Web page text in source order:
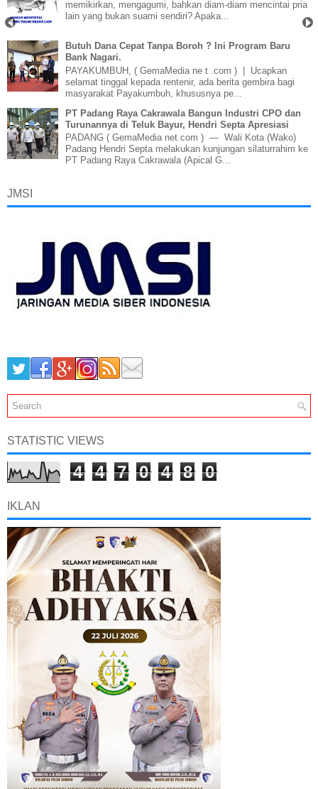
memikirkan, mengagumi, bahkan diam-diam mencintai pria
lain yang bukan suami sendiri? Apaka...
Butuh Dana Cepat Tanpa Boroh ? Ini Program Baru
Bank Nagari.
PAYAKUMBUH, ( GemaMedia ne t .com ) | Ucapkan
selamat tinggal kepada rentenir, ada berita gembira bagi
masyarakat Payakumbuh, khususnya pe...
PT Padang Raya Cakrawala Bangun Industri CPO dan
Turunannya di Teluk Bayur, Hendri Septa Apresiasi
PADANG ( GemaMedia net.com ) — Wali Kota (Wako)
Padang Hendri Septa melakukan kunjungan silaturrahim ke
PT Padang Raya Cakrawala (Apical G...
JMSI
STATISTIC VIEWS
4 4 7 0 4 8 0
IKLAN